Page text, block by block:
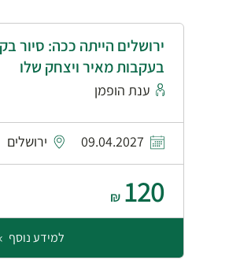
ירושלים הייתה ככה: סיור
בעקבות מאיר ויצחק שלו
ענת הופמן
09.04.2027 ירושלים
120
₪
למידע נוסף